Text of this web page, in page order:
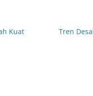
Kuat
Tren